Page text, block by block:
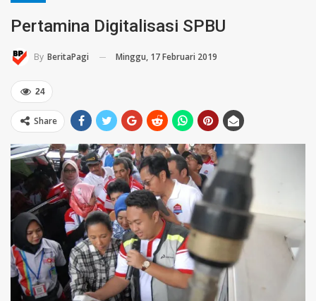
Pertamina Digitalisasi SPBU
By BeritaPagi Minggu, 17 Februari 2019
24
Share